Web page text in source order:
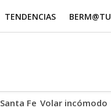
Santa Fe Volar incómodo
TENDENCIAS BERM@TU